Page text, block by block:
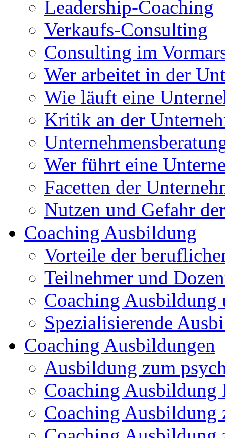
Leadership-Coaching
Verkaufs-Consulting
Consulting im
Wer arbeitet in der
Wie läuft eine
Kritik an der
Wer führt eine
Facetten der
Nutzen und Gefahr
Coaching Ausbildung
Vorteile der
Teilnehmer und
Coaching Ausbildung
Spezialisierende
Coaching Ausbildungen
Ausbildung zum
Coaching Ausbildung
Coaching Ausbildung